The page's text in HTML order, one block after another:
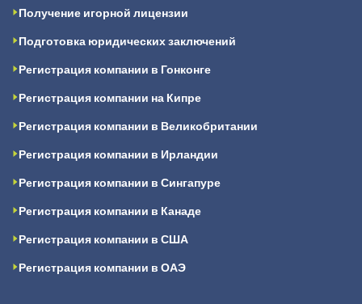
Получение игорной лицензии
Подготовка юридических заключений
Регистрация компании в Гонконге
Регистрация компании на Кипре
Регистрация компании в Великобритании
Регистрация компании в Ирландии
Регистрация компании в Сингапуре
Регистрация компании в Канаде
Регистрация компании в США
Регистрация компании в ОАЭ